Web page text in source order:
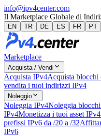
info@ipv4center.com
Il Marketplace Globale di
EN TR DE ES FR PT
Marketplace
Acquista / Vendi
Acquista IPv4Acquista
vendita i tuoi indirizzi IPv4
Noleggio
Noleggia IPv4Noleggia
IPv4Monetizza i tuoi asset
prefissi IPv6 da /20 a /32
IPv6